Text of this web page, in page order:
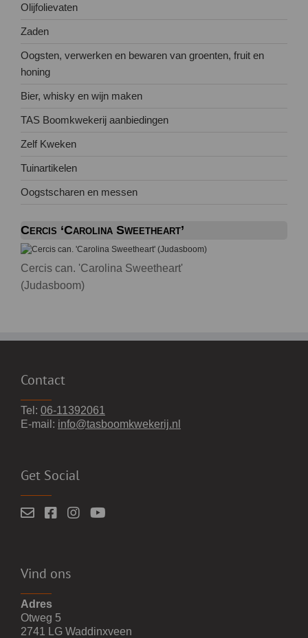
Olijfolievaten
Zaden
Oogsten, verwerken en bewaren van groenten, fruit en
honing
Bier, whisky en wijn maken
TAS Boomkwekerij aanbiedingen
Zelf Kweken
Tuinartikelen
Oogstscharen en messen
Cercis ‘Carolina Sweetheart’
Cercis can. 'Carolina Sweetheart'
(Judasboom)
Contact
Tel: 06-11392061
E-mail: info@tasboomkwekerij.nl
Get Social
Vind ons
Adres
Otweg 5
2741 LG Waddinxveen